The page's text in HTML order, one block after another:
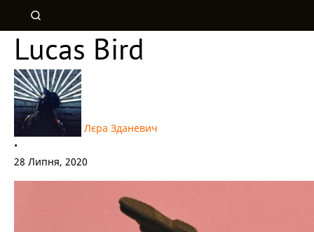
Lucas Bird
Лєра Зданевич
•
28 Липня, 2020